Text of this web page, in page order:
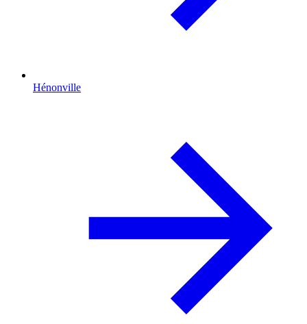
Hénonville